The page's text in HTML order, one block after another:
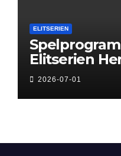
ELITSERIEN
Elitserien
2026-07-01